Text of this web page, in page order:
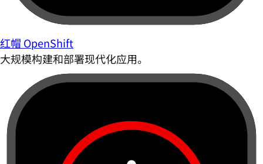
红帽 OpenShift
大规模构建和部署现代化应用。